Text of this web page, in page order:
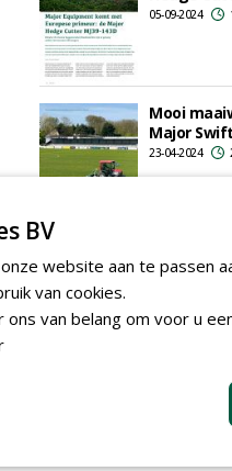
05-09-2024
Mooi
Major
23-04-2024
1 2 3 4
BV
website aan te passen
van cookies.
ons van belang om voor u